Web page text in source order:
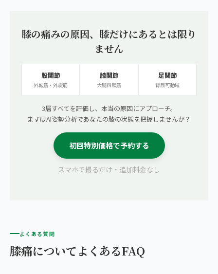
膝の痛みの原因、膝だけにあるとは限り
ません
股関節
外転筋・外旋筋
膝関節
大腿四頭筋
足関節
背屈可動域
3層すべてを評価し、本当の原因にアプローチ。
まずはAI姿勢分析であなたの膝の状態を把握しませんか？
初回特別価格で予約する
スマホで撮るだけ・追加料金なし
よくある質問
膝痛についてよくあるFAQ